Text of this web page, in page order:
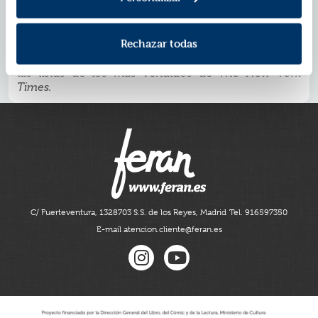
Rechazar todas
descubrimiento de la alegría que aporta la gratitud.
ejercitar la atención plena.
las listas de los más vendidos deThe New York
Times.
C/ Fuerteventura, 1328703 S.S. de los Reyes, Madrid Tel. 916597350
E-mail atencion.cliente@feran.es